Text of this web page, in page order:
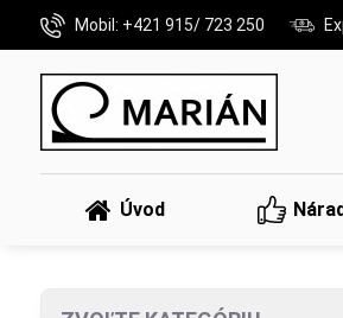
Mobil: +421 915/ 723 250
Úvod